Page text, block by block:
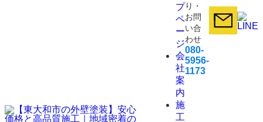
プ
ペ
ー
ジ
会
社
案
内
施
工
り・
お問
い合
わせ
080-
5956-
1173